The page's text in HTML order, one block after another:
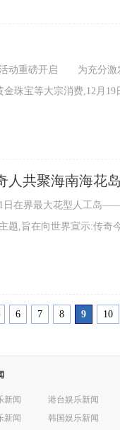
动重磅开启 为充分激
珠宝等大宗消费,12月19
人共聚海南海花
在界最大花型人工岛
,旨在向世界宣示:传奇
6 7 8 9 10
新闻
港台娱乐新闻
新闻
韩国娱乐新闻